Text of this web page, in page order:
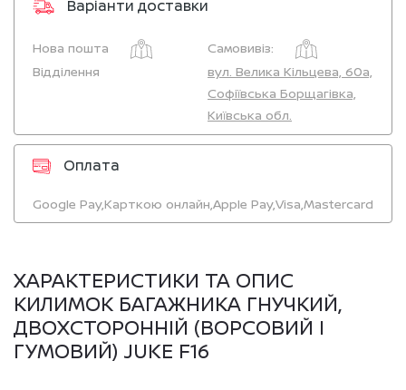
Варіанти доставки
Нова пошта
Самовивіз:
Відділення
вул. Велика Кільцева, 60а,
Софіївська Борщагівка,
Київська обл.
Оплата
Google Pay,Карткою онлайн,Apple Pay,Visa,Mastercard
ХАРАКТЕРИСТИКИ ТА ОПИС
КИЛИМОК БАГАЖНИКА ГНУЧКИЙ,
ДВОХСТОРОННІЙ (ВОРСОВИЙ І
ГУМОВИЙ) JUKE F16